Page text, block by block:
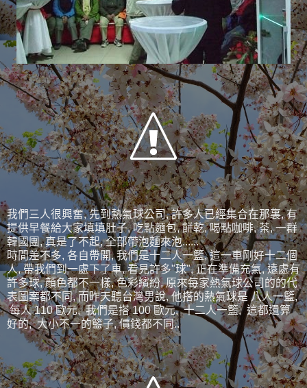
我們三人很興奮, 先到熱氣球公司, 許多人已經集合在那裏, 有
提供早餐給大家填填肚子, 吃點麵包, 餅乾, 喝點咖啡, 茶, 一群
韓國團, 真是了不起, 全部帶泡麵來泡......
時間差不多, 各自帶開, 我們是十二人一籃, 這一車剛好十二個
人, 帶我們到一處下了車, 看見許多"球", 正在準備充氣, 遠處有
許多球, 顏色都不一樣, 色彩繽紛, 原來每家熱氣球公司的的代
表圖案都不同, 而昨天聽台灣男說, 他搭的熱氣球是 八人一籃,
每人 110 歐元, 我們是搭 100 歐元, 十二人一籃, 這都還算
好的, 大小不一的籃子, 價錢都不同..